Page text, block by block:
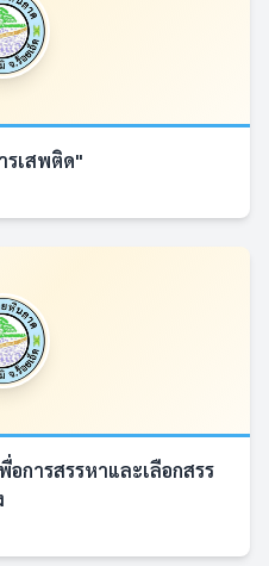
รเสพติด"
การสรรหาและเลือกสรร